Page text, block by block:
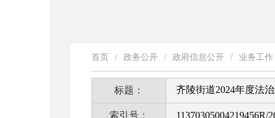
首页 / 政务公开 / 政府信息公开 / 业务工作
标题： 齐陵街道2024年度法
索引号： 11370305004219456R/